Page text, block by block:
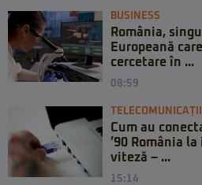
BUSINESS
România,
Europeană
cercetare în ...
08:59
TELECOMUNICAȚII
Cum au
’90 România
viteză – ...
15:14